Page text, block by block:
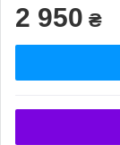
2 950 ₴